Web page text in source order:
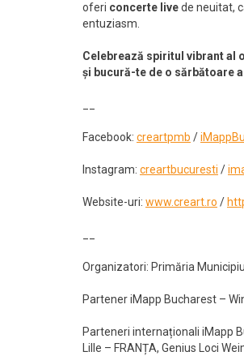
oferi concerte livede neuitat,
entuziasm.
Celebrează spiritul vibrant al
și bucură-te de o sărbătoare
Facebook: creartpmb /
Instagram: creartbucuresti /
Website-uri: www.creart.ro /
Organizatori: Primăria
Partener iMapp Bucharest –
Parteneri internaționali iMapp
Lille – FRANȚA, Genius Loci